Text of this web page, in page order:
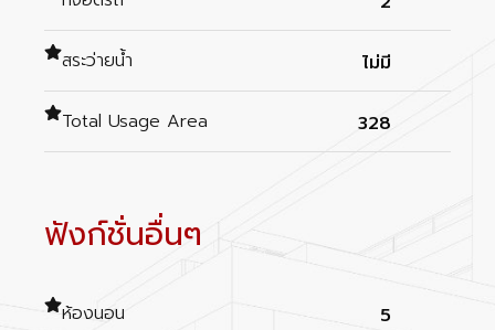
สระว่ายน้ำ ไม่มี
Total Usage Area 328
ฟังก์ชั่นอื่นๆ
ห้องนอน 5